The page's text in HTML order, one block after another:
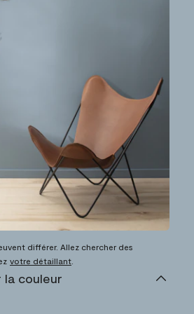
différer. Allez chercher des
votre détaillant
la couleur